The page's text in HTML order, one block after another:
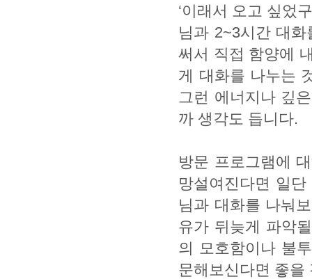
‘이래서 오고 싶었
님과 2~3시간 대
써서 직접 함양에
게 대화를 나누는
그런 에너지나 깊
까 생각도 듭니다.
방문 프로그램에
망설여진다면 일
님과 대화를 나눠
유가 뒤늦게 파악
의 모호함이나 불
문해보신다면 좋을